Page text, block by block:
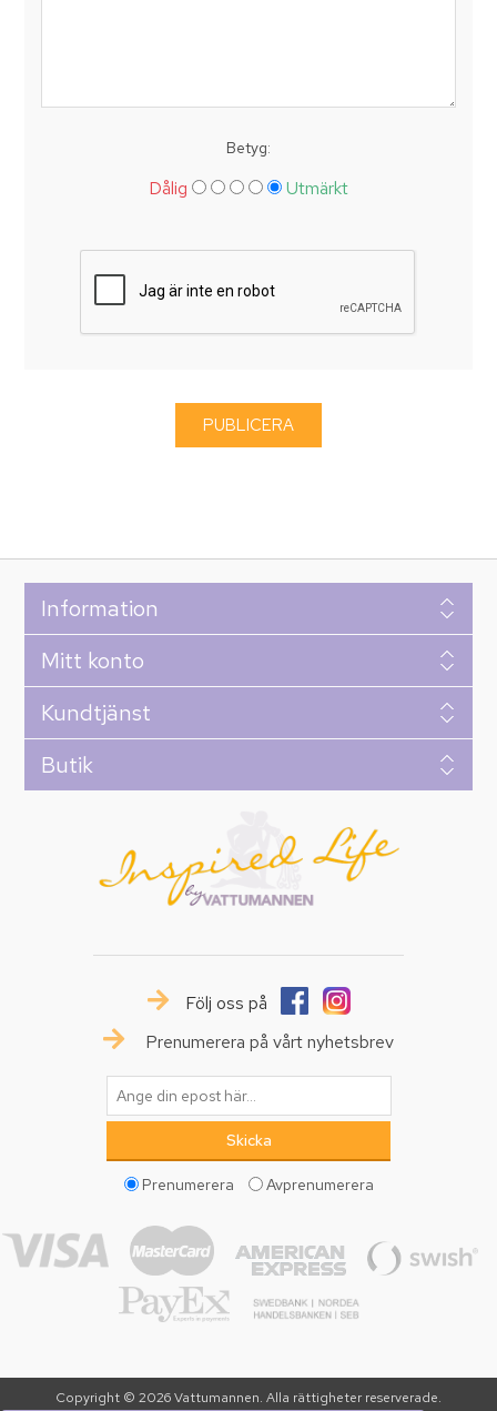
Betyg:
Dålig Utmärkt
Information
Mitt konto
Kundtjänst
Butik
Följ oss på
Prenumerera på vårt nyhetsbrev
Prenumerera Avprenumerera
Copyright © 2026 Vattumannen. Alla rättigheter reserverade.